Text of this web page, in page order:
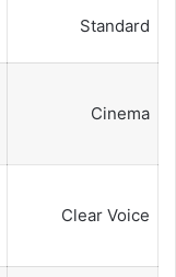
Standard
Cinema
Clear Voice